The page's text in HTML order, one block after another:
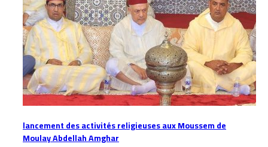
lancement des activités religieuses aux Moussem de
Moulay Abdellah Amghar